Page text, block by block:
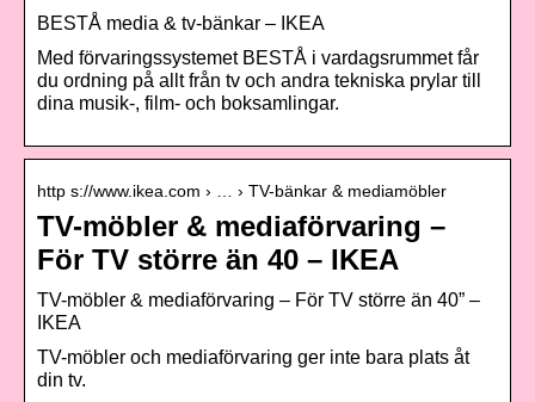
BESTÅ media & tv-bänkar – IKEA
Med förvaringssystemet BESTÅ i vardagsrummet får
du ordning på allt från tv och andra tekniska prylar till
dina musik-, film- och boksamlingar.
http s://www.ikea.com › … › TV-bänkar & mediamöbler
TV-möbler & mediaförvaring –
För TV större än 40 – IKEA
TV-möbler & mediaförvaring – För TV större än 40” –
IKEA
TV-möbler och mediaförvaring ger inte bara plats åt
din tv.